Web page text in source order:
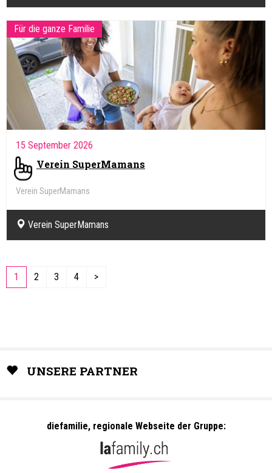
Für die ganze Familie
15 September 2026
Verein SuperMamans
Verein SuperMamans
Verein SuperMamans
1 2 3 4 >
UNSERE PARTNER
diefamilie, regionale Webseite der Gruppe: